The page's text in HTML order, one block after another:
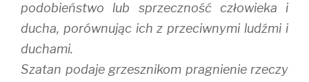
podobieństwo lub sprzeczność człowieka i
ducha, porównując ich z przeciwnymi ludźmi i
duchami.
Szatan podaje grzesznikom pragnienie rzeczy